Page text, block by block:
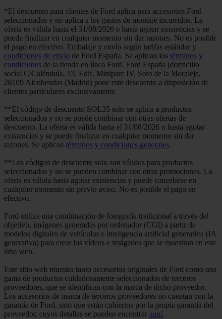
*El descuento para clientes de Ford aplica para accesorios Ford
seleccionados y no aplica a los gastos de montaje incurridos. La
oferta es válida hasta el 31/08/2026 o hasta agotar existencias y se
puede finalizar en cualquier momento sin dar razones. No es posible
el pago en efectivo. Embalaje y envío según tarifas estándar y
condiciones de envío de Ford España. Se aplican los términos y
condiciones de la tienda en línea Ford. Ford España (domicilio
social C/Caléndula, 13, Edif. Miniparc IV, Soto de la Moraleja,
28109 Alcobendas (Madrid) pone este descuento a disposición de
clientes particulares exclusivamente.
**El código de descuento SOL35 solo se aplica a productos
seleccionados y no se puede combinar con otras ofertas de
descuento. La oferta es válida hasta el 31/08/2026 o hasta agotar
existencias y se puede finalizar en cualquier momento sin dar
razones. Se aplican términos y condiciones generales.
**Los códigos de descuento solo son válidos para productos
seleccionados y no se pueden combinar con otras promociones. La
oferta es válida hasta agotar existencias y puede cancelarse en
cualquier momento sin previo aviso. No es posible el pago en
efectivo.
Ford utiliza una combinación de fotografía tradicional a través del
objetivo, imágenes generadas por ordenador (CGI) a partir de
modelos digitales de vehículos e inteligencia artificial generativa (IA
generativa) para crear los vídeos e imágenes que se muestran en este
sitio web.
Este sitio web muestra tanto accesorios originales de Ford como una
gama de productos cuidadosamente seleccionados de terceros
proveedores, que se identifican con la marca de dicho proveedor.
Los accesorios de marca de terceros proveedores no cuentan con la
garantía de Ford, sino que están cubiertos por la propia garantía del
proveedor, cuyos detalles se pueden encontrar aquí.